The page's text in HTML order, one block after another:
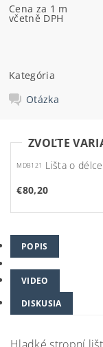
Cena za 1 m
včetně DPH
Kategória
Otázka
ZVOĽTE
MDB121
Lišta o
€80,20
POPIS
VIDEO
DISKUSIA